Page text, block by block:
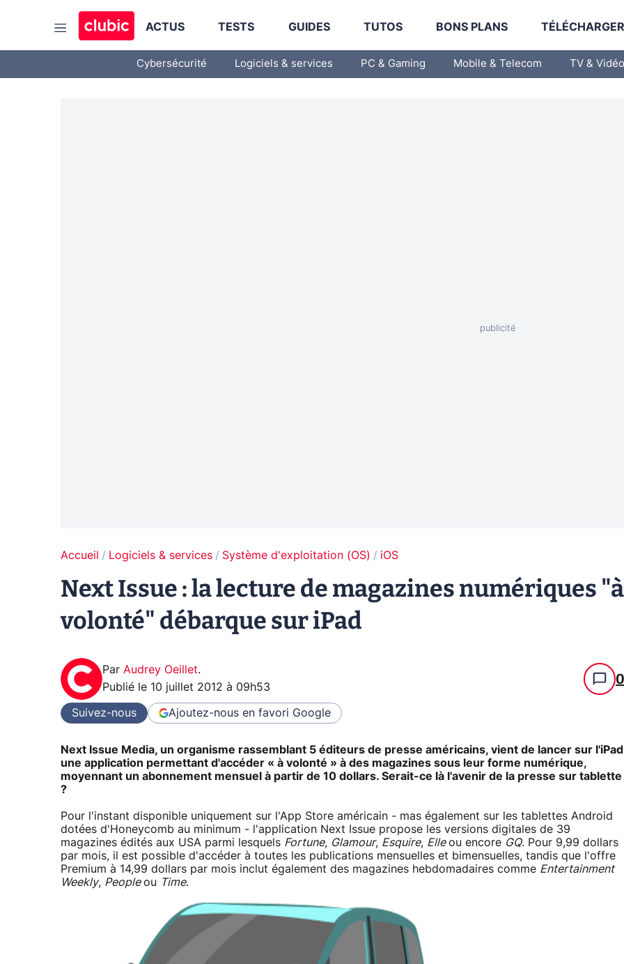
ACTUS TESTS GUIDES TUTOS BONS PLANS
Cybersécurité Logiciels & services PC & Gaming Mobile & Telecom TV & Vidéo
Accueil Logiciels & services Système d'exploitation (OS) iOS
Next Issue : la lecture de magazines numériques "à
volonté" débarque sur iPad
Par Audrey Oeillet.
Publié le 10 juillet 2012 à 09h53 0
Suivez-nous Ajoutez-nous en favori Google
Next Issue Media, un organisme rassemblant 5 éditeurs de presse américains, vient de lancer sur l'iPad
une application permettant d'accéder « à volonté » à des magazines sous leur forme numérique,
moyennant un abonnement mensuel à partir de 10 dollars. Serait-ce là l'avenir de la presse sur tablette
?
Pour l'instant disponible uniquement sur l'App Store américain - mas également sur les tablettes Android
dotées d'Honeycomb au minimum - l'application Next Issue propose les versions digitales de 39
magazines édités aux USA parmi lesquels Fortune, Glamour, Esquire, Elleou encore GQ. Pour 9,99 dollars
par mois, il est possible d'accéder à toutes les publications mensuelles et bimensuelles, tandis que l'offre
Premium à 14,99 dollars par mois inclut également des magazines hebdomadaires comme Entertainment
Weekly, Peopleou Time.